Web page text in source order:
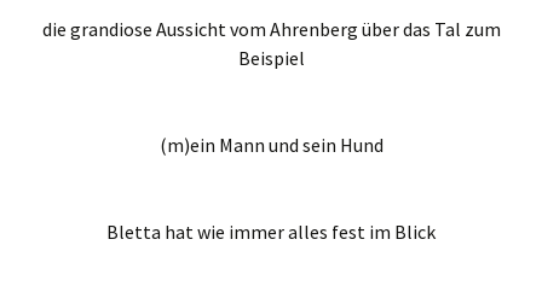
die grandiose Aussicht vom Ahrenberg über das Tal zum
Beispiel
(m)ein Mann und sein Hund
Bletta hat wie immer alles fest im Blick